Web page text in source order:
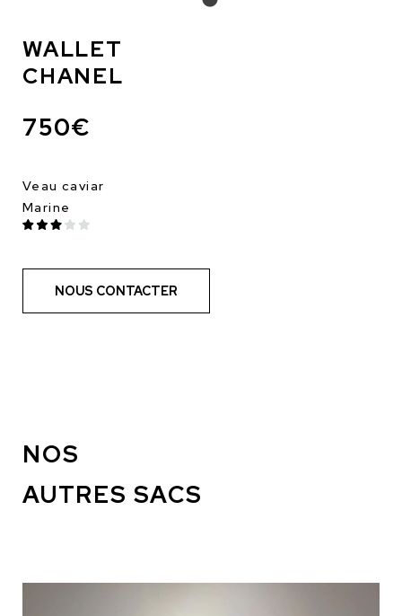
WALLET
CHANEL
750€
Veau caviar
Marine
NOUS CONTACTER
NOS
AUTRES SACS